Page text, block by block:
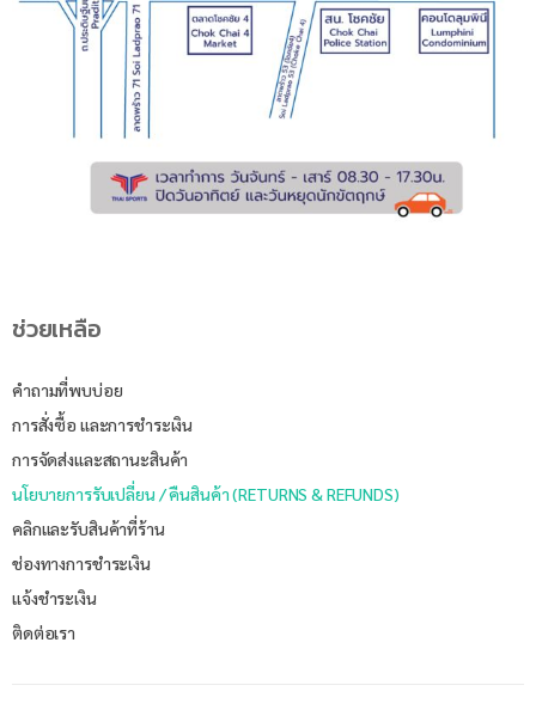
ช่วยเหลือ
คำถามที่พบบ่อย
การสั่งซื้อ และการชำระเงิน
การจัดส่งและสถานะสินค้า
นโยบายการรับเปลี่ยน / คืนสินค้า (RETURNS & REFUNDS)
คลิกและรับสินค้าที่ร้าน
ช่องทางการชำระเงิน
แจ้งชำระเงิน
ติดต่อเรา